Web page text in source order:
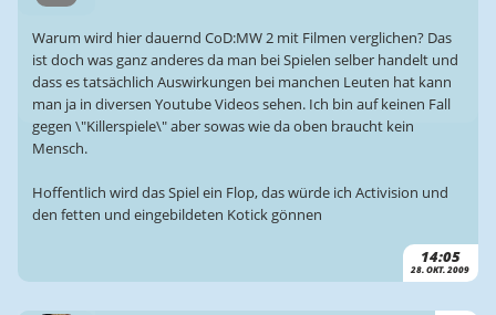
14:05
28. OKT. 2009
Warum wird hier dauernd CoD:MW 2 mit Filmen verglichen? Das
ist doch was ganz anderes da man bei Spielen selber handelt und
dass es tatsächlich Auswirkungen bei manchen Leuten hat kann
man ja in diversen Youtube Videos sehen. Ich bin auf keinen Fall
gegen \"Killerspiele\" aber sowas wie da oben braucht kein
Mensch.
Hoffentlich wird das Spiel ein Flop, das würde ich Activision und
den fetten und eingebildeten Kotick gönnen